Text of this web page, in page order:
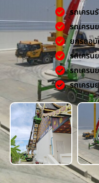
รถเครน
รถเครน
ยกรถอุบั
รถเครน
รถเครน
รถเครน